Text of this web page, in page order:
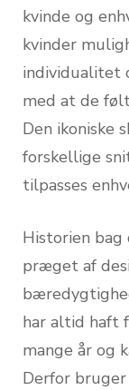
kvinde og
kvinder
individualitet
med at de
Den ikoniske
forskellige
tilpasses
Historien bag
præget af
har altid haft
mange år og
Derfor